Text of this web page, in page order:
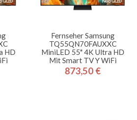
HD
Fernseher Samsung
TQ55QN70FAUXXC
MiniLED 55" 4K Ultra HD
Mit Smart TV Y WiFi
Preis
873,50 €